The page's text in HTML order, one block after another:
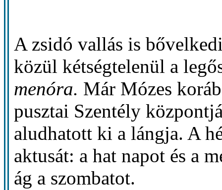
A zsidó vallás is
közül kétségtelenül a
menóra. Már Mózes
pusztai Szentély
aludhatott ki a lángja. A
aktusát: a hat napot és a
ág a szombatot.